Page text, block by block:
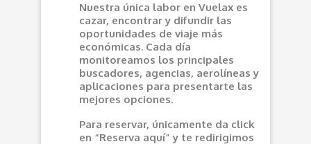
Nuestra única labor en Vuelax es
cazar, encontrar y difundir las
oportunidades de viaje más
económicas. Cada día
monitoreamos los principales
buscadores, agencias, aerolíneas y
aplicaciones para presentarte las
mejores opciones.
Para reservar, únicamente da click
en “Reserva aquí” y te redirigimos